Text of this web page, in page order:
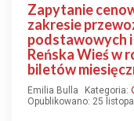
Zapytanie
zakresie
podstawowych
Reńska Wieś w
biletów
Emilia Bulla Kategoria:
Opublikowano: 25